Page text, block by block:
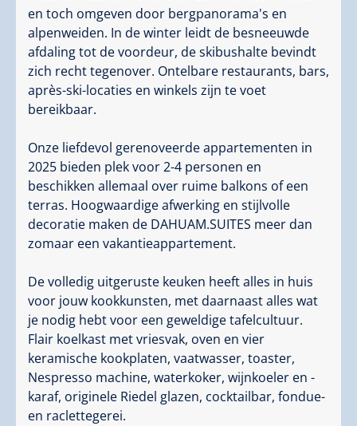
handdoeken, toiletartikelen, een volledig uitgeruste
keuken met vaatwasser, Nespresso-machine, oven,
fondueset, cocktailbar, RIEDEL-glaswerk en nog veel
meer voor jullie voor.
Wie de perfect uitgeruste keuken toch kan weerstaan,
restaurants DAHUAM.202 (250 m) of het Jägerstüberl
(10 m) verderop.
Ook is onze boeken- en spellenbibliotheek vrij te
gebruiken.
Bovendien kun je ook snuffelen in ons lekkernijen
genotsmomenten tijdens je vakantie of als cadeau
voor de geliefden thuis. (exclusief) Ook de
ontbijtservice nemen we graag voor je over met onze
goed gevulde ontbijtmanden. (tegen betaling)
Onze kleine gasten mogen de speelruimte voor
kinderen en de speeltuin in onze restaurants
DAHUAM.202 en Martins Skihütte gratis gebruiken
en toch omgeven door bergpanorama's en
alpenweiden. In de winter leidt de besneeuwde
afdaling tot de voordeur, de skibushalte bevindt
zich recht tegenover. Ontelbare restaurants, bars,
après-ski-locaties en winkels zijn te voet
bereikbaar.
Onze liefdevol gerenoveerde appartementen in
2025 bieden plek voor 2-4 personen en
beschikken allemaal over ruime balkons of een
terras. Hoogwaardige afwerking en stijlvolle
decoratie maken de DAHUAM.SUITES meer dan
zomaar een vakantieappartement.
De volledig uitgeruste keuken heeft alles in huis
voor jouw kookkunsten, met daarnaast alles wat
je nodig hebt voor een geweldige tafelcultuur.
Flair koelkast met vriesvak, oven en vier
keramische kookplaten, vaatwasser, toaster,
Nespresso machine, waterkoker, wijnkoeler en -
karaf, originele Riedel glazen, cocktailbar, fondue-
en raclettegerei.